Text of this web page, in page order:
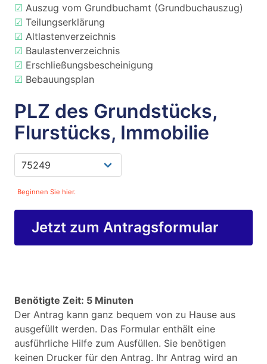
☑ Auszug vom Grundbuchamt (Grundbuchauszug)
☑ Teilungserklärung
☑ Altlastenverzeichnis
☑ Baulastenverzeichnis
☑ Erschließungsbescheinigung
☑ Bebauungsplan
PLZ des Grundstücks,
Flurstücks, Immobilie
Beginnen Sie hier.
Jetzt zum Antragsformular
Benötigte Zeit: 5 Minuten
Der Antrag kann ganz bequem von zu Hause aus
ausgefüllt werden. Das Formular enthält eine
ausführliche Hilfe zum Ausfüllen. Sie benötigen
keinen Drucker für den Antrag. Ihr Antrag wird an